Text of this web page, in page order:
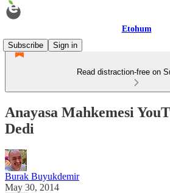
Etohum
Subscribe
Sign in
Read distraction-free on
Anayasa Mahkemesi
Dedi
Burak Buyukdemir
May 30, 2014